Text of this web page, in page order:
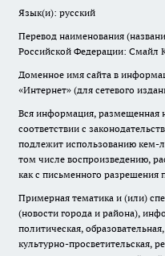
Язык(и): русский
Перевод наименования
Российской Федерации: Смайл
Доменное имя сайта в
«Интернет» (для сетевого
Вся информация, размещенная
соответствии с
подлежит использованию кем-
том числе воспроизведению,
как с письменного разрешения
Примерная тематика и (или)
(новости города и района),
политическая,
культурно-просветительская,